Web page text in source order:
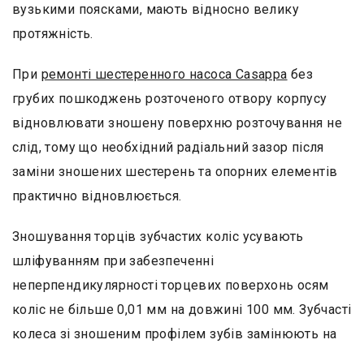
вузькими поясками, мають відносно велику
протяжність.
При ремонті шестеренного насоса Casappa без
грубих пошкоджень розточеного отвору корпусу
відновлювати зношену поверхню розточування не
слід, тому що необхідний радіальний зазор після
заміни зношених шестерень та опорних елементів
практично відновлюється.
Зношування торців зубчастих коліс усувають
шліфуванням при забезпеченні
неперпендикулярності торцевих поверхонь осям
коліс не більше 0,01 мм на довжині 100 мм. Зубчасті
колеса зі зношеним профілем зубів замінюють на